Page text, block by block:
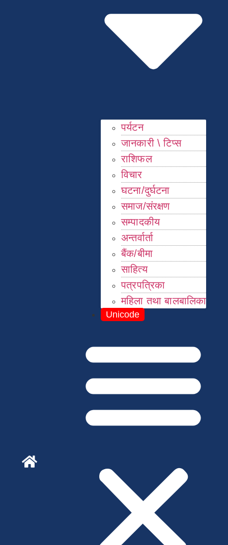
पर्यटन
जानकारी \ टिप्स
राशिफल
विचार
घटना/दुर्घटना
समाज/संरक्षण
सम्पादकीय
अन्तर्वार्ता
बैंक/बीमा
साहित्य
पत्रपत्रिका
महिला तथा बालबालिका
Unicode